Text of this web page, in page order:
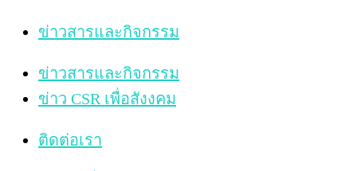
ข่าวสารและกิจกรรม
ข่าวสารและกิจกรรม
ข่าว CSR เพื่อสังงคม
ติดต่อเรา